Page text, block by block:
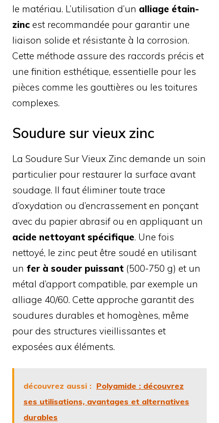
le matériau. L’utilisation d’un alliage étain-
zinc est recommandée pour garantir une
liaison solide et résistante à la corrosion.
Cette méthode assure des raccords précis et
une finition esthétique, essentielle pour les
pièces comme les gouttières ou les toitures
complexes.
Soudure sur vieux zinc
La Soudure Sur Vieux Zinc demande un soin
particulier pour restaurer la surface avant
soudage. Il faut éliminer toute trace
d’oxydation ou d’encrassement en ponçant
avec du papier abrasif ou en appliquant un
acide nettoyant spécifique. Une fois
nettoyé, le zinc peut être soudé en utilisant
un fer à souder puissant (500-750 g) et un
métal d’apport compatible, par exemple un
alliage 40/60. Cette approche garantit des
soudures durables et homogènes, même
pour des structures vieillissantes et
exposées aux éléments.
découvrez aussi : Polyamide : découvrez
ses utilisations, avantages et alternatives
durables